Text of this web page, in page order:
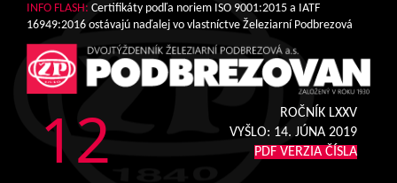
INFO FLASH: Certifikáty podľa noriem ISO 9001:2015 a IATF
16949:2016 ostávajú naďalej vo vlastníctve Železiarní Podbrezová
12
ROČNÍK LXXV
VYŠLO: 14. JÚNA 2019
PDF VERZIA ČÍSLA